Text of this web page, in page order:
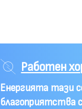
Работен
Енергията тази
благоприятства